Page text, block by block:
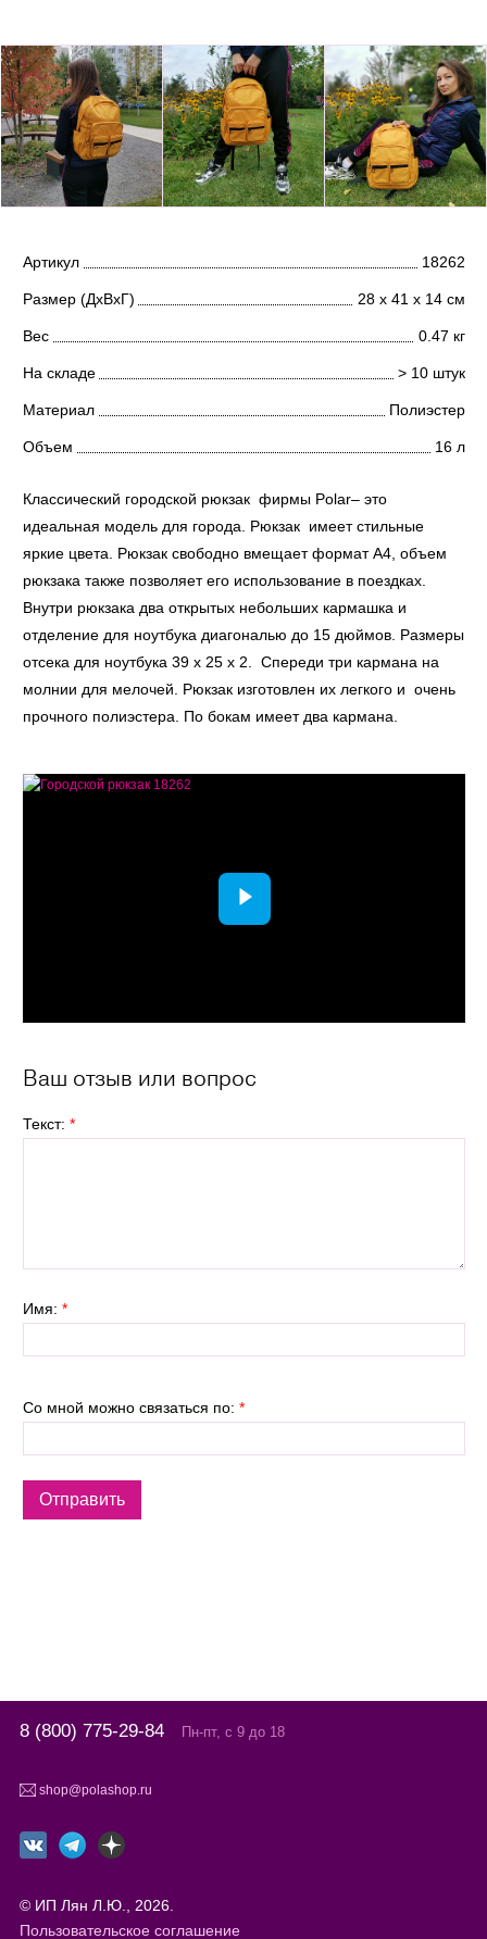
Артикул 18262
Размер (ДхВхГ) 28 х 41 х 14 см
Вес 0.47 кг
На складе > 10 штук
Материал Полиэстер
Объем 16 л
Классический городской рюкзак фирмы Polar– это
идеальная модель для города. Рюкзак имеет стильные
яркие цвета. Рюкзак свободно вмещает формат А4, объем
рюкзака также позволяет его использование в поездках.
Внутри рюкзака два открытых небольших кармашка и
отделение для ноутбука диагональю до 15 дюймов. Размеры
отсека для ноутбука 39 x 25 x 2. Спереди три кармана на
молнии для мелочей. Рюкзак изготовлен их легкого и очень
прочного полиэстера. По бокам имеет два кармана.
Ваш отзыв или вопрос
Текст: *
Имя: *
Со мной можно связаться по: *
8 (800) 775-29-84 Пн-пт, с 9 до 18
shop@polashop.ru
© ИП Лян Л.Ю., 2026.
Пользовательское соглашение